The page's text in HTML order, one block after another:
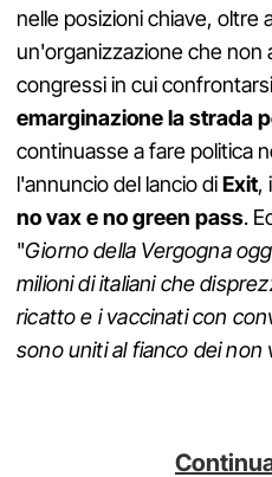
nelle posizioni chiave, oltre
un'organizzazione che
congressi in cui
emarginazione la strada
continuasse a fare politica
l'annuncio del lancio diExit,
no vax e no green pass.
"Giorno della Vergogna
milioni di italiani che
ricatto e i vaccinati con
sono uniti al fianco dei non